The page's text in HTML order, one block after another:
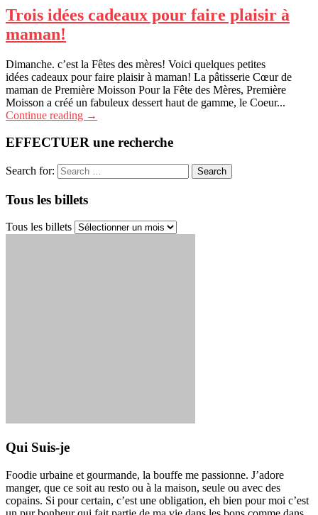
Trois idées cadeaux pour faire plaisir à
maman!
Dimanche. c’est la Fêtes des mères! Voici quelques petites
idées cadeaux pour faire plaisir à maman! La pâtisserie Cœur de
maman de Première Moisson Pour la Fête des Mères, Première
Moisson a créé un fabuleux dessert haut de gamme, le Coeur...
Continue reading →
EFFECTUER une recherche
Search for:
Tous les billets
Tous les billets
Qui Suis-je
Foodie urbaine et gourmande, la bouffe me passionne. J’adore
manger, que ce soit au resto ou à la maison, seule ou avec des
copains. Si pour certain, c’est une obligation, eh bien pour moi c’est